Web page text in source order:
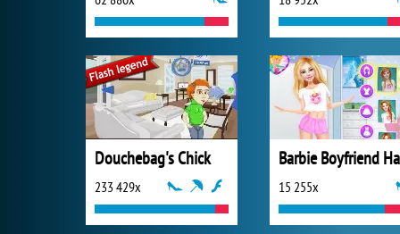
Douchebag's Chick
233 429x 15 255x